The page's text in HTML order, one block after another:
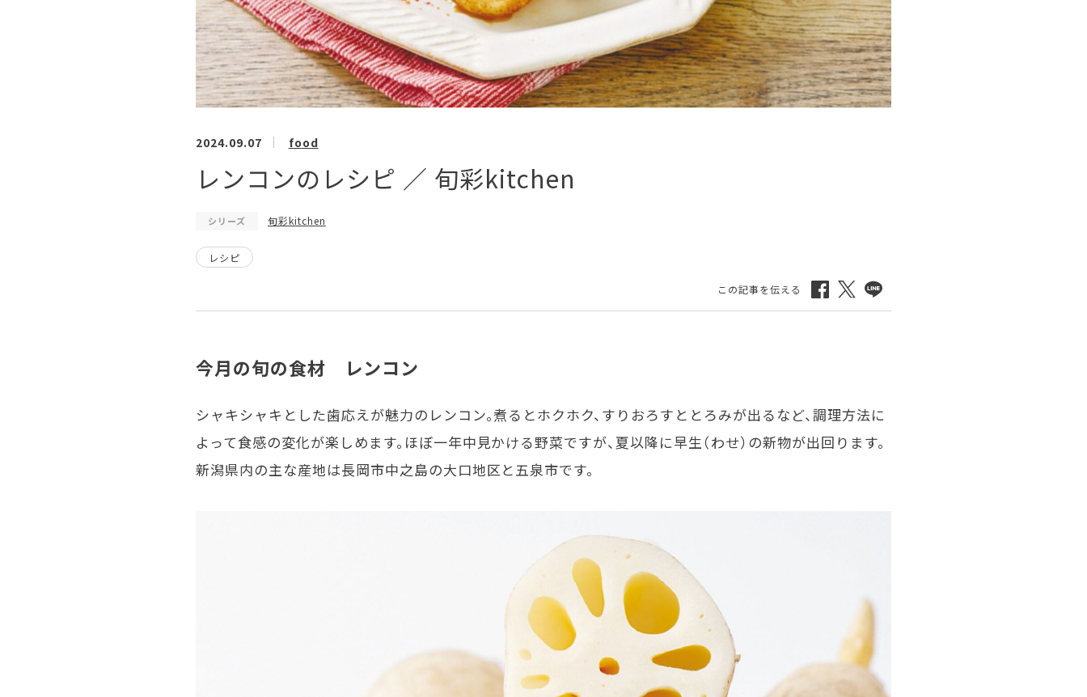
2024.09.07 food
レンコンのレシピ ／ 旬彩kitchen
シリーズ 旬彩kitchen
レシピ
今月の旬の食材 レンコン
シャキシャキとした歯応えが魅力のレンコン。煮るとホクホク、すりおろすととろみが出るなど、調理方法に
よって食感の変化が楽しめます。ほぼ一年中見かける野菜ですが、夏以降に早生（わせ）の新物が出回ります。
新潟県内の主な産地は長岡市中之島の大口地区と五泉市です。